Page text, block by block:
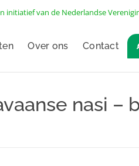
initiatief van de Nederlandse
Over ons Contact
nasi –